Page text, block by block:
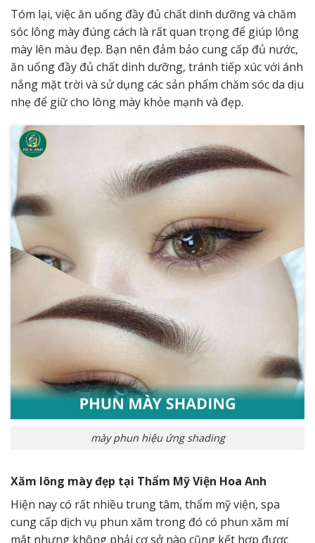
Tóm lại, việc ăn uống đầy đủ chất dinh dưỡng và chăm
sóc lông mày đúng cách là rất quan trọng để giúp lông
mày lên màu đẹp. Bạn nên đảm bảo cung cấp đủ nước,
ăn uống đầy đủ chất dinh dưỡng, tránh tiếp xúc với ánh
nắng mặt trời và sử dụng các sản phẩm chăm sóc da dịu
nhẹ để giữ cho lông mày khỏe mạnh và đẹp.
mày phun hiệu ứng shading
Xăm lông mày đẹp tại Thẩm Mỹ Viện Hoa Anh
Hiện nay có rất nhiều trung tâm, thẩm mỹ viện, spa
cung cấp dịch vụ phun xăm trong đó có phun xăm mí
mắt nhưng không phải cơ sở nào cũng kết hợp được